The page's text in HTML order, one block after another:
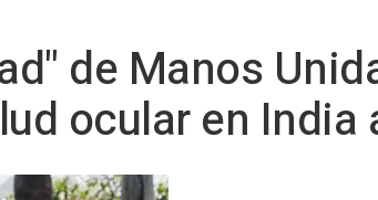
de Manos
ocular en India